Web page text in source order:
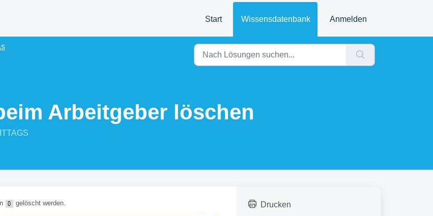
Start Wissensdatenbank Anmelden
Arbeitgeber löschen
gelöscht werden. Drucken